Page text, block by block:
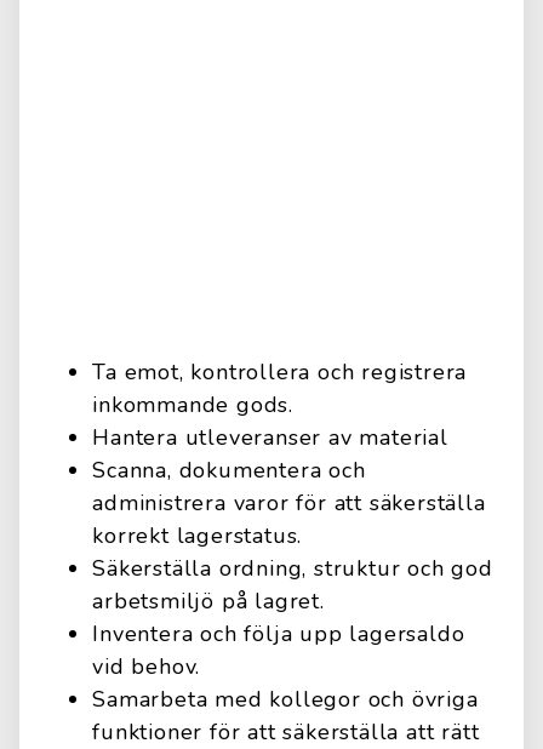
Ta emot, kontrollera och registrera
inkommande gods.
Hantera utleveranser av material
Scanna, dokumentera och
administrera varor för att säkerställa
korrekt lagerstatus.
Säkerställa ordning, struktur och god
arbetsmiljö på lagret.
Inventera och följa upp lagersaldo
vid behov.
Samarbeta med kollegor och övriga
funktioner för att säkerställa att rätt